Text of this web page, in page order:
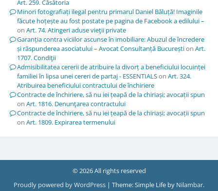
Art. 259. Căsătoria
Minori fotografiați ilegal pentru primarul Daniel Băluță! Imaginile
făcute hoțește au fost postate pe pagina de Facebook a edilului –
on Art. 74. Atingeri aduse vieţii private
Garanția contra viciilor ascunse în imobiliare: Abuzul de încredere
și răspunderea asociatului – Avocat Consultanță Bucureștion Art.
1707. Condiţii
Admisibilitatea cererii de atribuire la divorț a beneficiului locuinței
familiei în lipsa unei cereri de partaj - ESSENTIALSon Art. 324.
Atribuirea beneficiului contractului de închiriere
Contracte de închiriere, să nu iei țeapă de la chiriași; avocații spun
on Art. 1816. Denunţarea contractului
Contracte de închiriere, să nu iei țeapă de la chiriași; avocații spun
on Art. 1809. Expirarea termenului
© 2026 All rights reserved
Proudly powered by WordPress | Theme: Simple Life by Nilambar.